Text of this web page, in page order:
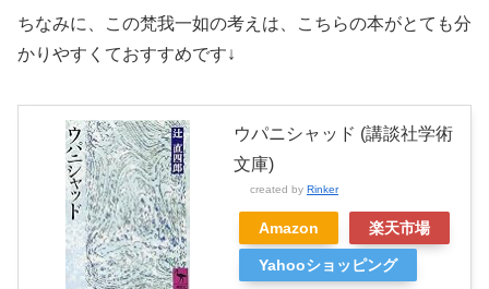
ちなみに、この梵我一如の考えは、こちらの本がとても分
かりやすくておすすめです↓
ウパニシャッド (講談社学術
文庫)
created by Rinker
Amazon 楽天市場
Yahooショッピング